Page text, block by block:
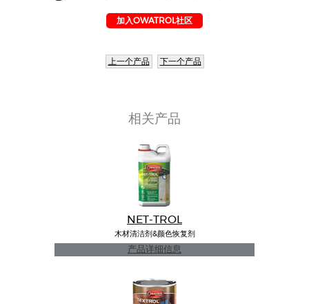
加入OWATROL社区
上一个产品 下一个产品
相关产品
NET-TROL
木材清洁剂&颜色恢复剂
产品详细信息